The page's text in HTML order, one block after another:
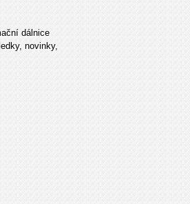
dálnice
novinky,